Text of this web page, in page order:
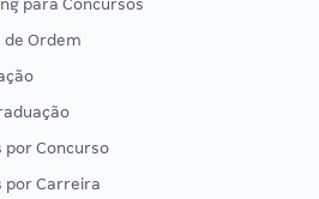
para Concursos
de Ordem
por Concurso
por Carreira